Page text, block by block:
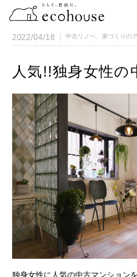
2022/04/18 中古リノベ、 家づくりの
人気!!独身女性の
独身女性に人気の中古マンション